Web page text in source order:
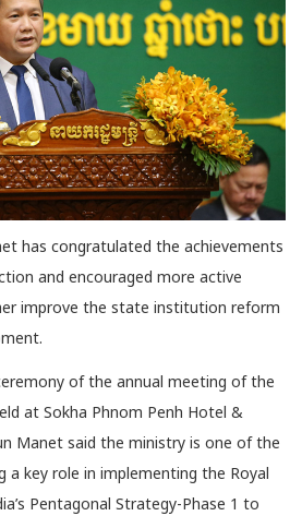
has congratulated the achievements
and encouraged more active
improve the state institution reform
of the annual meeting of the
at Sokha Phnom Penh Hotel &
Manet said the ministry is one of the
key role in implementing the Royal
Pentagonal Strategy-Phase 1 to